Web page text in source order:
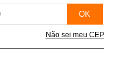
OK
Não sei meu CEP